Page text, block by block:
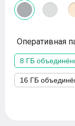
Оперативная
8 ГБ
16 ГБ